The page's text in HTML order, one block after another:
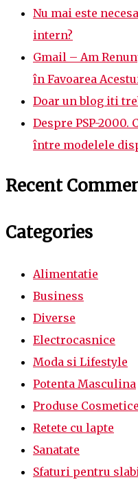
Nu mai este
intern?
Gmail – Am
în Favoarea
Doar un blog iti
Despre PSP-2000.
între modelele
Recent
Categories
Alimentatie
Business
Diverse
Electrocasnice
Moda si Lifestyle
Potenta Masculina
Produse Cosmetice
Retete cu lapte
Sanatate
Sfaturi pentru